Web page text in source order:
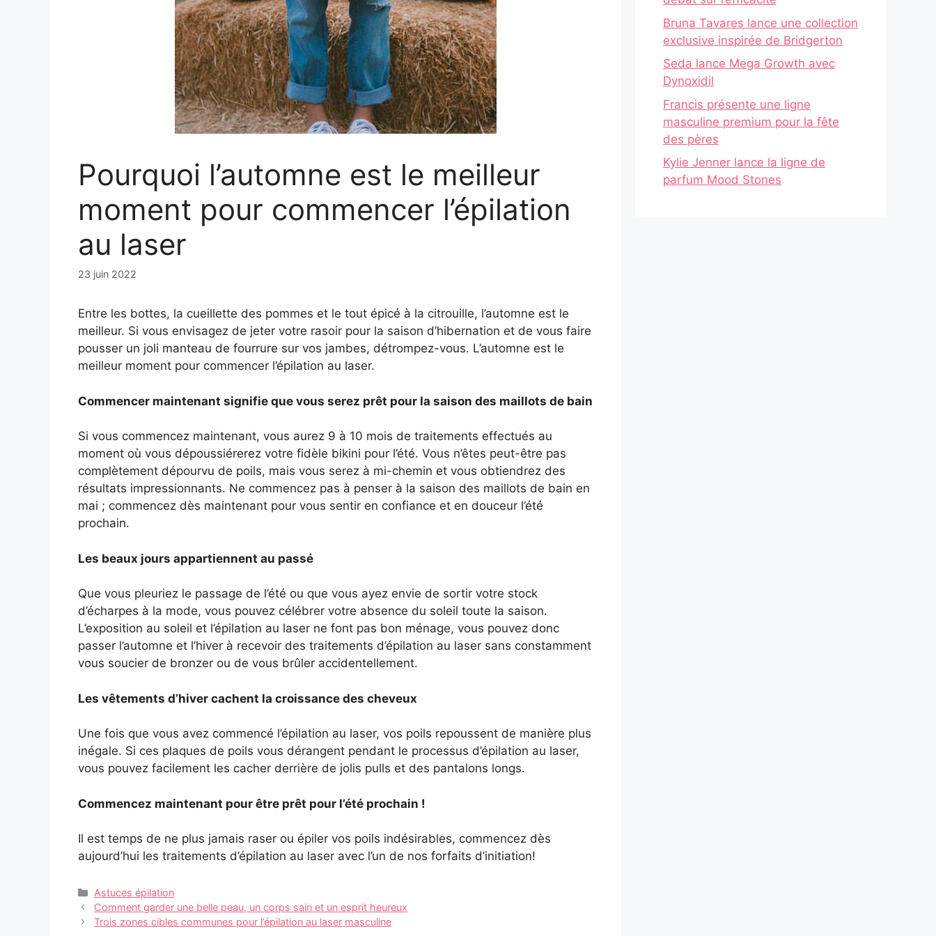
Pourquoi l’automne est le meilleur
moment pour commencer l’épilation
au laser
23 juin 2022
Entre les bottes, la cueillette des pommes et le tout épicé à la citrouille, l’automne est le
meilleur. Si vous envisagez de jeter votre rasoir pour la saison d’hibernation et de vous faire
pousser un joli manteau de fourrure sur vos jambes, détrompez-vous. L’automne est le
meilleur moment pour commencer l’épilation au laser.
Commencer maintenant signifie que vous serez prêt pour la saison des maillots de bain
Si vous commencez maintenant, vous aurez 9 à 10 mois de traitements effectués au
moment où vous dépoussiérerez votre fidèle bikini pour l’été. Vous n’êtes peut-être pas
complètement dépourvu de poils, mais vous serez à mi-chemin et vous obtiendrez des
résultats impressionnants. Ne commencez pas à penser à la saison des maillots de bain en
mai ; commencez dès maintenant pour vous sentir en confiance et en douceur l’été
prochain.
Les beaux jours appartiennent au passé
Que vous pleuriez le passage de l’été ou que vous ayez envie de sortir votre stock
d’écharpes à la mode, vous pouvez célébrer votre absence du soleil toute la saison.
L’exposition au soleil et l’épilation au laser ne font pas bon ménage, vous pouvez donc
passer l’automne et l’hiver à recevoir des traitements d’épilation au laser sans constamment
vous soucier de bronzer ou de vous brûler accidentellement.
Les vêtements d’hiver cachent la croissance des cheveux
Une fois que vous avez commencé l’épilation au laser, vos poils repoussent de manière plus
inégale. Si ces plaques de poils vous dérangent pendant le processus d’épilation au laser,
vous pouvez facilement les cacher derrière de jolis pulls et des pantalons longs.
Commencez maintenant pour être prêt pour l’été prochain !
Il est temps de ne plus jamais raser ou épiler vos poils indésirables, commencez dès
aujourd’hui les traitements d’épilation au laser avec l’un de nos forfaits d’initiation!
Catégories
Astuces épilation
Navigation
des
Comment garder une belle peau, un corps sain et un esprit heureux
Trois zones cibles communes pour l’épilation au laser masculine
Bruna Tavares lance une collection
exclusive inspirée de Bridgerton
Seda lance Mega Growth avec
Dynoxidil
Francis présente une ligne
masculine premium pour la fête
des pères
Kylie Jenner lance la ligne de
parfum Mood Stones